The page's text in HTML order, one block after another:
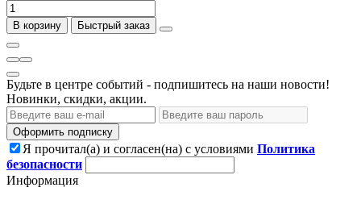
В корзину Быстрый заказ
Будьте в центре событий - подпишитесь на наши новости!
Новинки, скидки, акции.
Оформить подписку
Я прочитал(а) и согласен(на) с условиями Политика
безопасности
Информация